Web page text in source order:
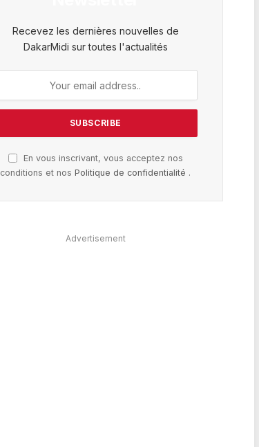
Recevez les dernières nouvelles de
DakarMidi sur toutes l'actualités
En vous inscrivant, vous acceptez nos
conditions et nosPolitique de confidentialité .
Advertisement